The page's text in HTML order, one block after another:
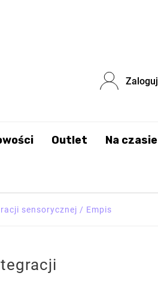
Zaloguj
Outlet Na czasie
sensorycznej / Empis